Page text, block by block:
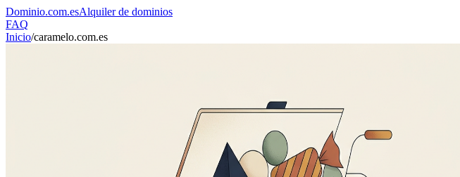
Dominio.com.esAlquiler de dominios
FAQ
Inicio/caramelo.com.es